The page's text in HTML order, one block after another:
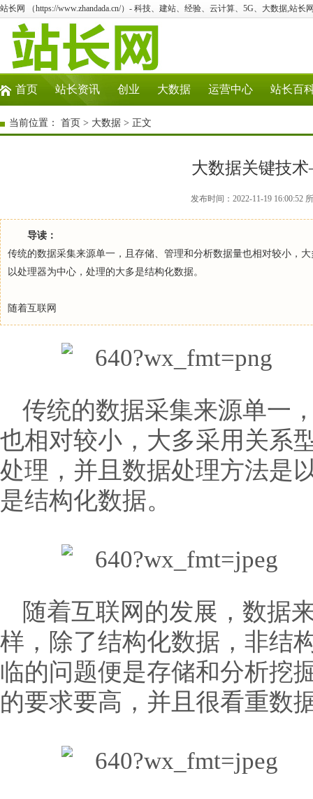
站长网 （https://www.zhandada.cn/）- 科技、建站、经验、云计算、5G、大数据,站长
首页 站长资讯 创业 大数据 运营中心 站长百
当前位置： 首页 > 大数据 > 正文
大数据关键技
发布时间：2022-11-19 16:00:52
导读：
传统的数据采集来源单一，且存储、管理和分析数据量也相对较小，
以处理器为中心，处理的大多是结构化数据。
随着互联网
传统的数据采集来源单一
也相对较小，大多采用关系
处理，并且数据处理方法是
是结构化数据。
随着互联网的发展，数据
样，除了结构化数据，非结
临的问题便是存储和分析挖
的要求要高，并且很看重数